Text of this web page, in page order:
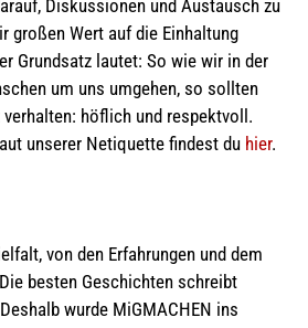
Diskussionen und Austausch zu
großen Wert auf die Einhaltung
Grundsatz lautet: So wie wir in der
um uns umgehen, so sollten
höflich und respektvoll.
unserer Netiquette findest du hier.
von den Erfahrungen und dem
besten Geschichten schreibt
wurde MiGMACHEN ins